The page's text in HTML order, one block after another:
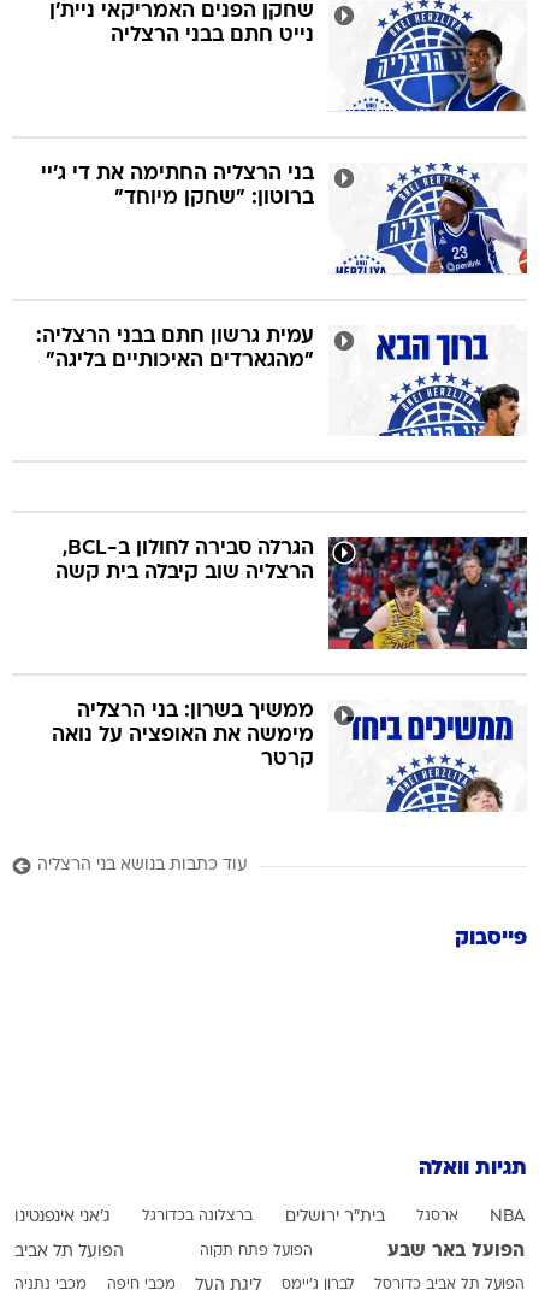
שחקן הפנים האמריקאי ניית'ן
נייט חתם בבני הרצליה
בני הרצליה החתימה את די ג'יי
ברוטון: "שחקן מיוחד"
עמית גרשון חתם בבני הרצליה:
"מהגארדים האיכותיים בליגה"
הגרלה סבירה לחולון ב-BCL,
הרצליה שוב קיבלה בית קשה
ממשיך בשרון: בני הרצליה
מימשה את האופציה על נואה
קרטר
עוד כתבות בנושא בני הרצליה
פייסבוק
תגיות וואלה
NBA ארסנל בית"ר ירושלים ברצלונה בכדורגל ג'אני אינפנטינו
הפועל באר שבע הפועל פתח תקוה הפועל תל אביב
הפועל תל אביב כדורסל לברון ג'יימס ליגת העל מכבי חיפה מכבי נתניה